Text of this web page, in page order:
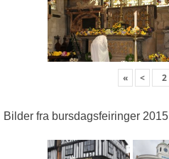
« <
Bilder fra bursdagsfeiringer 2015